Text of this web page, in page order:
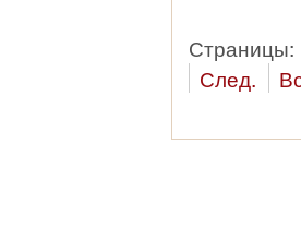
Страницы:
След.